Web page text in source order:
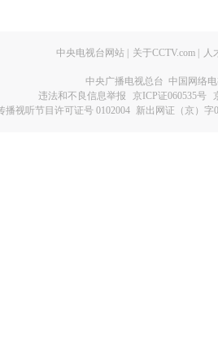
中央电视台网站 关于CCTV.com 人
中央广播电视总台 中国网络
违法和不良信息举报
京ICP证060535号
播视听节目许可证号 0102004 新出网证（京）